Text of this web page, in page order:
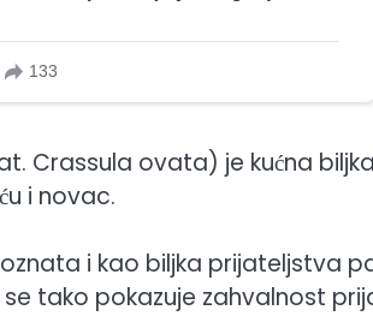
Crassula ovata) je kućna
i novac.
i kao biljka prijateljstva
tako pokazuje zahvalnost